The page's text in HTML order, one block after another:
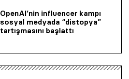
OpenAI’nin influencer kampı
sosyal medyada “distopya”
tartışmasını başlattı